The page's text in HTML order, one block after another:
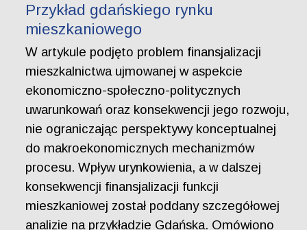
Przykład gdańskiego rynku
mieszkaniowego
W artykule podjęto problem finansjalizacji
mieszkalnictwa ujmowanej w aspekcie
ekonomiczno-społeczno-politycznych
uwarunkowań oraz konsekwencji jego rozwoju,
nie ograniczając perspektywy konceptualnej
do makroekonomicznych mechanizmów
procesu. Wpływ urynkowienia, a w dalszej
konsekwencji finansjalizacji funkcji
mieszkaniowej został poddany szczegółowej
analizie na przykładzie Gdańska. Omówiono